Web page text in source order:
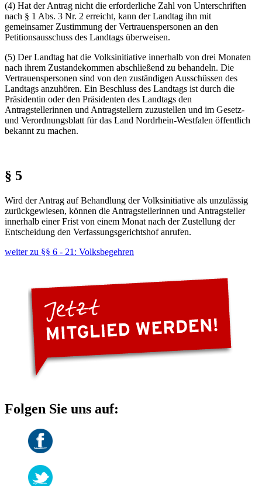
(4) Hat der Antrag nicht die erforderliche Zahl von Unterschriften
nach § 1 Abs. 3 Nr. 2 erreicht, kann der Landtag ihn mit
gemeinsamer Zustimmung der Vertrauenspersonen an den
Petitionsausschuss des Landtags überweisen.
(5) Der Landtag hat die Volksinitiative innerhalb von drei Monaten
nach ihrem Zustandekommen abschließend zu behandeln. Die
Vertrauenspersonen sind von den zuständigen Ausschüssen des
Landtags anzuhören. Ein Beschluss des Landtags ist durch die
Präsidentin oder den Präsidenten des Landtags den
Antragstellerinnen und Antragstellern zuzustellen und im Gesetz-
und Verordnungsblatt für das Land Nordrhein-Westfalen öffentlich
bekannt zu machen.
§ 5
Wird der Antrag auf Behandlung der Volksinitiative als unzulässig
zurückgewiesen, können die Antragstellerinnen und Antragsteller
innerhalb einer Frist von einem Monat nach der Zustellung der
Entscheidung den Verfassungsgerichtshof anrufen.
weiter zu §§ 6 - 21: Volksbegehren
Folgen Sie uns auf: